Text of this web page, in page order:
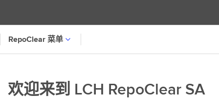
RepoClear 菜单
欢迎来到 LCH RepoClear SA